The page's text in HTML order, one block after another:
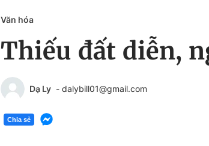
Văn hóa
Thiếu đất diễn,
Dạ Ly - dalybill01@gmail.com
Chia sẻ